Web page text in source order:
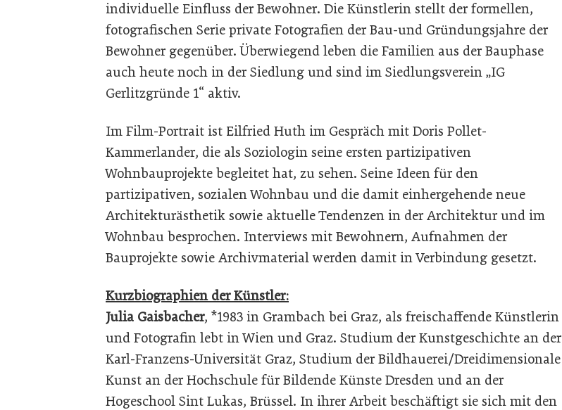
individuelle Einfluss der Bewohner. Die Künstlerin stellt der formellen,
fotografischen Serie private Fotografien der Bau-und Gründungsjahre der
Bewohner gegenüber. Überwiegend leben die Familien aus der Bauphase
auch heute noch in der Siedlung und sind im Siedlungsverein „IG
Gerlitzgründe 1“ aktiv.
Im Film-Portrait ist Eilfried Huth im Gespräch mit Doris Pollet-
Kammerlander, die als Soziologin seine ersten partizipativen
Wohnbauprojekte begleitet hat, zu sehen. Seine Ideen für den
partizipativen, sozialen Wohnbau und die damit einhergehende neue
Architekturästhetik sowie aktuelle Tendenzen in der Architektur und im
Wohnbau besprochen. Interviews mit Bewohnern, Aufnahmen der
Bauprojekte sowie Archivmaterial werden damit in Verbindung gesetzt.
Kurzbiographien der Künstler:
Julia Gaisbacher, *1983 in Grambach bei Graz, als freischaffende Künstlerin
und Fotografin lebt in Wien und Graz. Studium der Kunstgeschichte an der
Karl-Franzens-Universität Graz, Studium der Bildhauerei/Dreidimensionale
Kunst an der Hochschule für Bildende Künste Dresden und an der
Hogeschool Sint Lukas, Brüssel. In ihrer Arbeit beschäftigt sie sich mit den